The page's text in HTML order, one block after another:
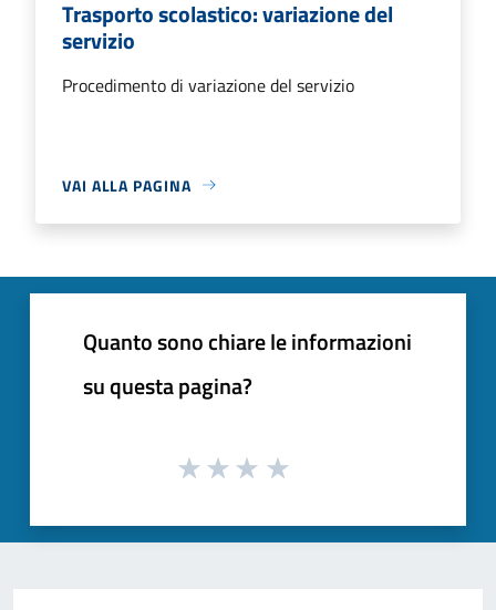
Trasporto scolastico: variazione del
servizio
Procedimento di variazione del servizio
VAI ALLA PAGINA
Quanto sono chiare le informazioni
su questa pagina?